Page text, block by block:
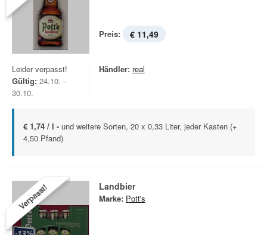
Preis: € 11,49
Leider verpasst!
Gültig: 24.10. -
30.10.
Händler: real
€ 1,74 / l - und weitere Sorten, 20 x 0,33 Liter, jeder Kasten (+
4,50 Pfand)
Verpasst! Landbier
Marke: Pott's